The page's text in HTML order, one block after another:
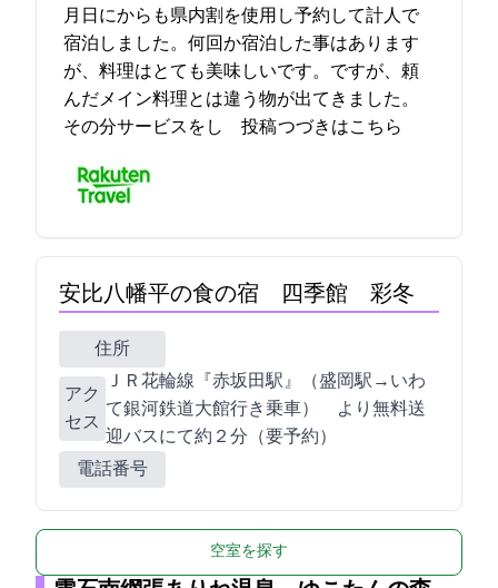
11月26日にHPからも県内割を使用し予約して計5人で
宿泊しました。何回か宿泊した事はあります
が、料理はとても美味しいです。ですが、頼
んだメイン料理とは違う物が出てきました。
その分サービスをし… 2021-11-29 22:02:19投稿つづきはこちら
安比八幡平の食の宿 四季館 彩冬
住所
アク
セス
ＪＲ花輪線『赤坂田駅』（盛岡駅→いわ
て銀河鉄道大館行き乗車） より無料送
迎バスにて約２分（要予約）
電話番号
空室を探す